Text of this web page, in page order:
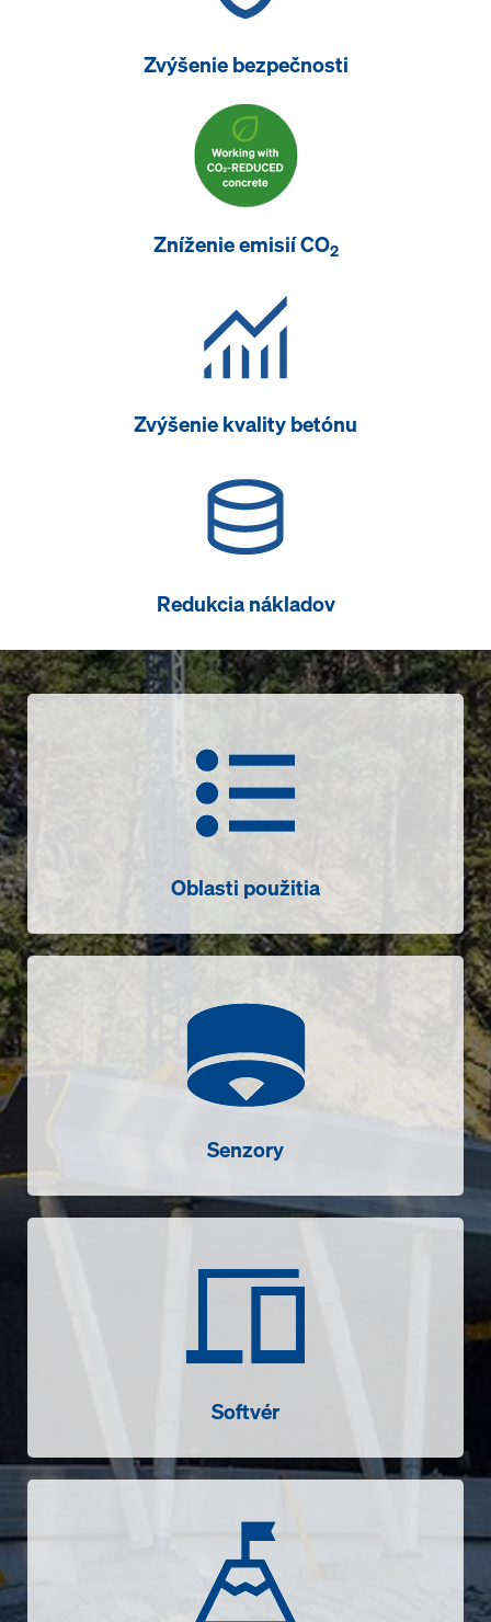
Zvýšenie bezpečnosti
Zníženie emisií CO2
Zvýšenie kvality betónu
Redukcia nákladov
Oblasti použitia
Oblasti použitia
Senzory
Senzory
Softvér